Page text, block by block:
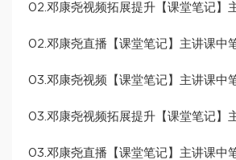
02.邓康尧视频拓展提升【课堂笔记】
02.邓康尧直播【课堂笔记】主讲课中
03.邓康尧视频【课堂笔记】主讲课中
03.邓康尧视频拓展提升【课堂笔记】
03.邓康尧直播【课堂笔记】主讲课中